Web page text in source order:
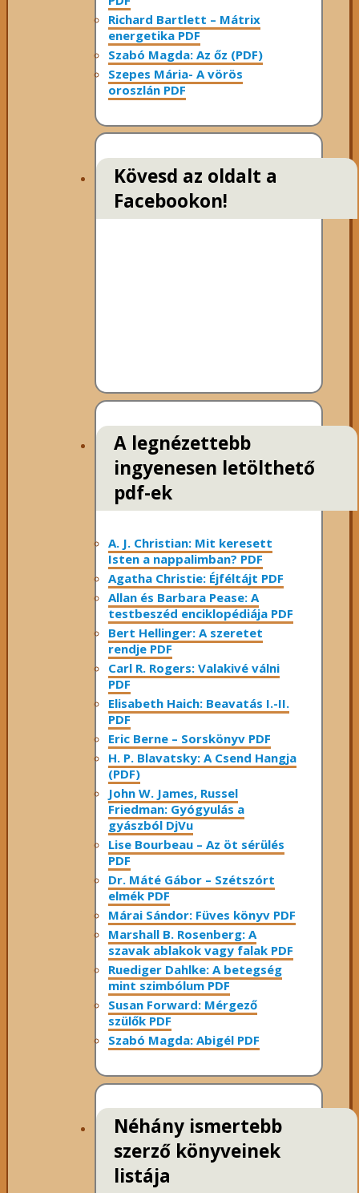
Richard Bartlett – Mátrix
energetika PDF
Szabó Magda: Az őz (PDF)
Szepes Mária- A vörös
oroszlán PDF
Kövesd az oldalt a
Facebookon!
A legnézettebb
ingyenesen letölthető
pdf-ek
A. J. Christian: Mit keresett
Isten a nappalimban? PDF
Agatha Christie: Éjféltájt PDF
Allan és Barbara Pease: A
testbeszéd enciklopédiája PDF
Bert Hellinger: A ​szeretet
rendje PDF
Carl R. Rogers: Valakivé válni
PDF
Elisabeth Haich: Beavatás I.-II.
PDF
Eric Berne – Sorskönyv PDF
H. P. Blavatsky: A Csend Hangja
(PDF)
John W. James, Russel
Friedman: Gyógyulás a
gyászból DjVu
Lise Bourbeau – Az öt sérülés
PDF
Dr. Máté Gábor – Szétszórt
elmék PDF
Márai Sándor: Füves könyv PDF
Marshall B. Rosenberg: A
szavak ablakok vagy falak PDF
Ruediger Dahlke: A betegség
mint szimbólum PDF
Susan Forward: Mérgező
szülők PDF
Szabó Magda: Abigél PDF
Néhány ismertebb
szerző könyveinek
listája